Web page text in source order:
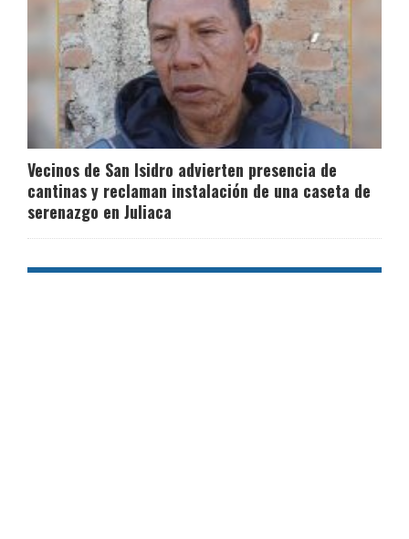
Vecinos de San Isidro advierten presencia de
cantinas y reclaman instalación de una caseta de
serenazgo en Juliaca